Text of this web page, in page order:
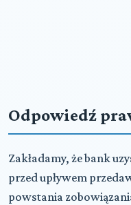
Odpowiedź
Zakładamy, że bank
przed upływem
powstania